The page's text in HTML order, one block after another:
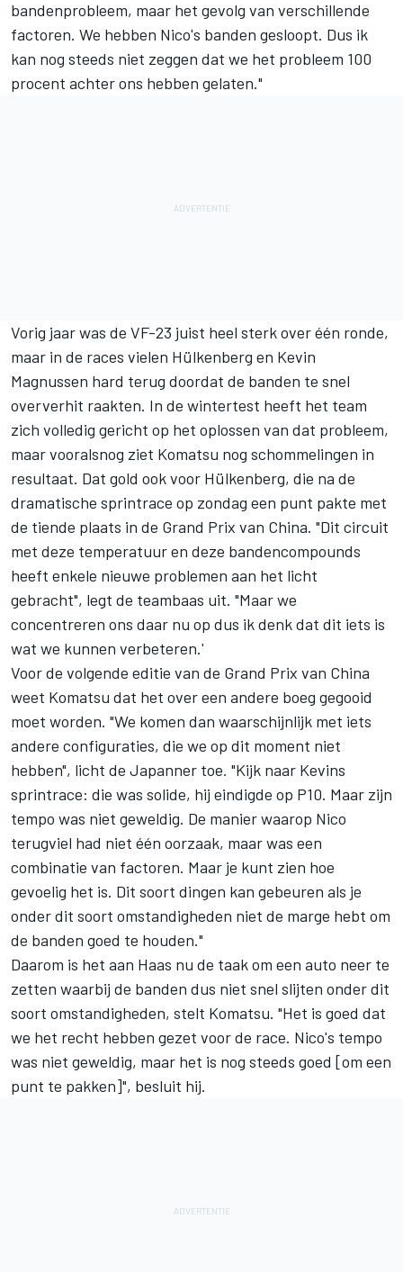
bandenprobleem, maar het gevolg van verschillende
factoren. We hebben Nico's banden gesloopt. Dus ik
kan nog steeds niet zeggen dat we het probleem 100
procent achter ons hebben gelaten."
Vorig jaar was de VF-23 juist heel sterk over één ronde,
maar in de races vielen Hülkenberg en Kevin
Magnussen hard terug doordat de banden te snel
oververhit raakten. In de wintertest heeft het team
zich volledig gericht op het oplossen van dat probleem,
maar vooralsnog ziet Komatsu nog schommelingen in
resultaat. Dat gold ook voor Hülkenberg, die na de
dramatische sprintrace op zondag een punt pakte met
de tiende plaats in de Grand Prix van China. "Dit circuit
met deze temperatuur en deze bandencompounds
heeft enkele nieuwe problemen aan het licht
gebracht", legt de teambaas uit. "Maar we
concentreren ons daar nu op dus ik denk dat dit iets is
wat we kunnen verbeteren.'
Voor de volgende editie van de Grand Prix van China
weet Komatsu dat het over een andere boeg gegooid
moet worden. "We komen dan waarschijnlijk met iets
andere configuraties, die we op dit moment niet
hebben", licht de Japanner toe. "Kijk naar Kevins
sprintrace: die was solide, hij eindigde op P10. Maar zijn
tempo was niet geweldig. De manier waarop Nico
terugviel had niet één oorzaak, maar was een
combinatie van factoren. Maar je kunt zien hoe
gevoelig het is. Dit soort dingen kan gebeuren als je
onder dit soort omstandigheden niet de marge hebt om
de banden goed te houden."
Daarom is het aan Haas nu de taak om een auto neer te
zetten waarbij de banden dus niet snel slijten onder dit
soort omstandigheden, stelt Komatsu. "Het is goed dat
we het recht hebben gezet voor de race. Nico's tempo
was niet geweldig, maar het is nog steeds goed [om een
punt te pakken]", besluit hij.